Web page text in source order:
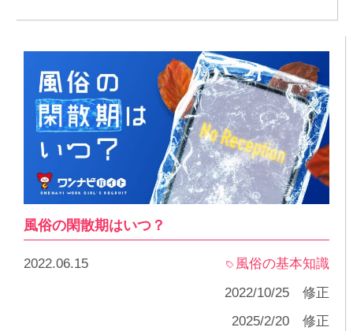
風俗の閑散期はいつ？
2022.06.15
風俗の基本知識
2022/10/25 修正
2025/2/20 修正